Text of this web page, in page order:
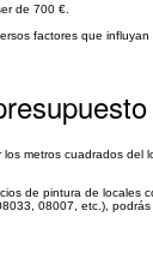
de 700 €.
factores que influyan
metros cuadrados
de pintura de
08007, etc.), podrás